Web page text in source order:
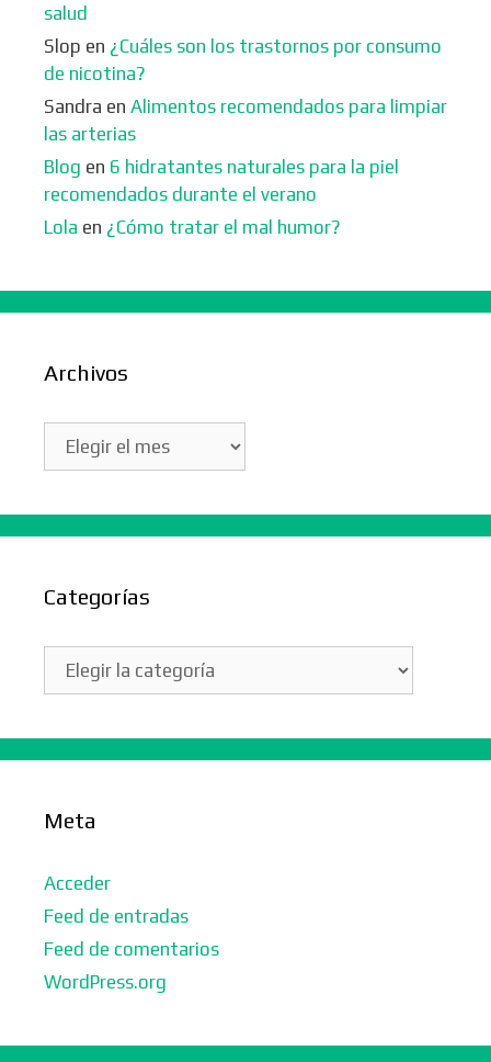
salud
Slop en ¿Cuáles son los trastornos por consumo
de nicotina?
Sandra en Alimentos recomendados para limpiar
las arterias
Blog en 6 hidratantes naturales para la piel
recomendados durante el verano
Lola en ¿Cómo tratar el mal humor?
Archivos
Archivos
Categorías
Categorías
Meta
Acceder
Feed de entradas
Feed de comentarios
WordPress.org